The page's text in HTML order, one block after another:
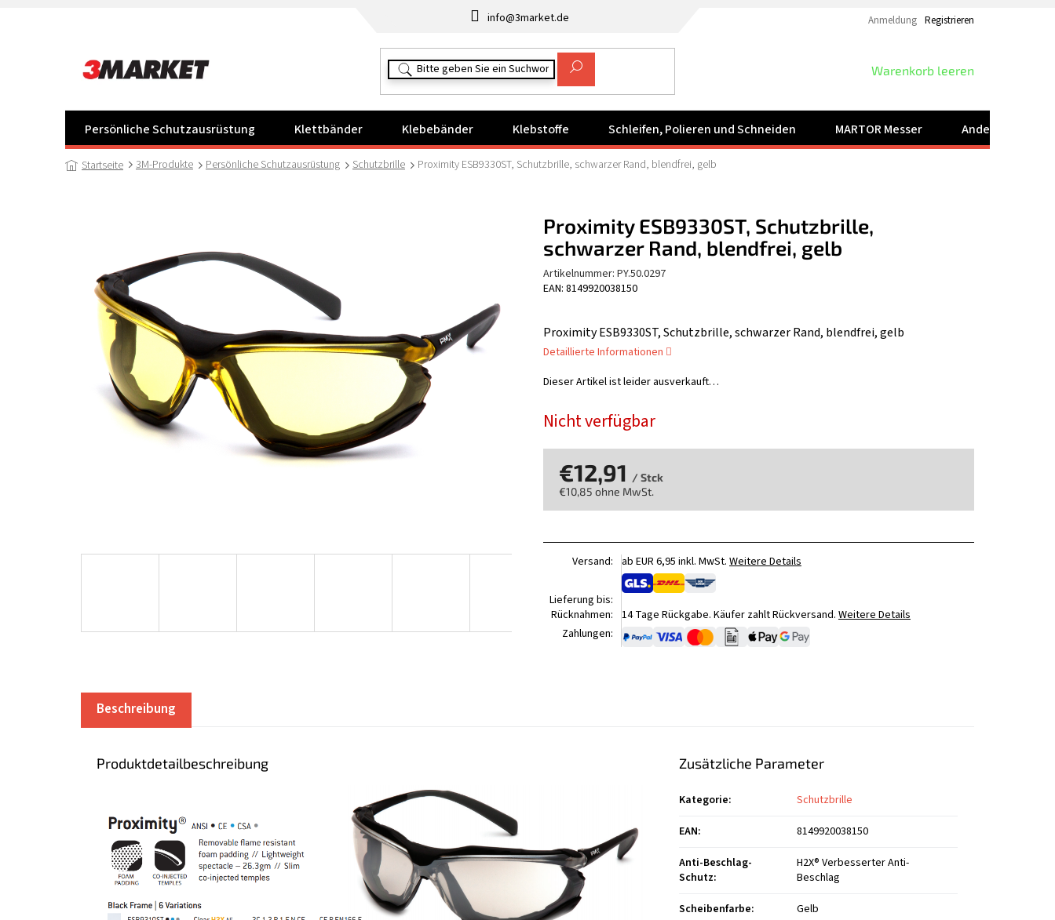
info@3market.de Anmeldung Registrieren
WARENKORB
Warenkorb leeren
Persönliche Schutzausrüstung Klettbänder Klebebänder Klebstoffe Schleifen, Polieren und Schneiden MARTOR Messer Andere Produkte
Startseite 3M-Produkte Persönliche Schutzausrüstung Schutzbrille Proximity ESB9330ST, Schutzbrille, schwarzer Rand, blendfrei, gelb
Nicht verfügbar
Dieser Artikel ist leider ausverkauft…
Proximity ESB9330ST, Schutzbrille, schwarzer Rand, blendfrei, gelb
Detaillierte Informationen
€12,91 / Stck
€10,85 ohne MwSt.
Proximity ESB9330ST, Schutzbrille,
schwarzer Rand, blendfrei, gelb
Artikelnummer: PY.50.0297
EAN: 8149920038150
Versand: ab EUR 6,95 inkl. MwSt. Weitere Details
Lieferung bis:
Rücknahmen: 14 Tage Rückgabe. Käufer zahlt Rückversand. Weitere Details
Zahlungen:
Beschreibung
Produktdetailbeschreibung Zusätzliche Parameter
Kategorie:
Schutzbrille
EAN:
8149920038150
Anti-Beschlag-
Schutz:
H2X® Verbesserter Anti-
Beschlag
Scheibenfarbe: Gelb